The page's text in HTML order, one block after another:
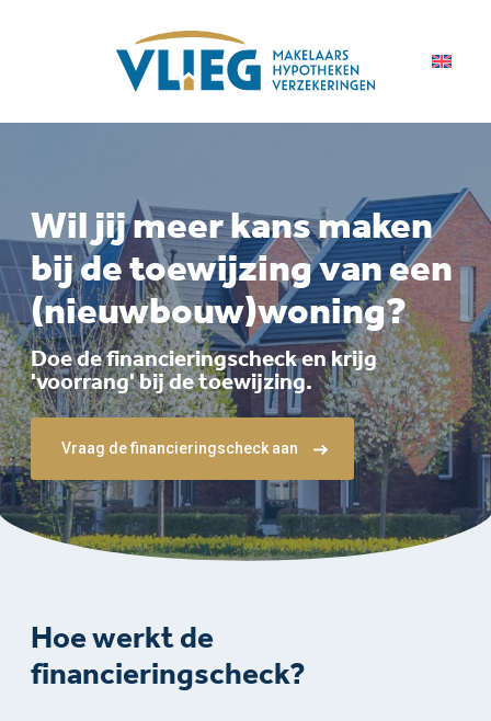
Wil jij meer kans maken
bij de toewijzing van een
(nieuwbouw)­woning?
Doe de financieringscheck en krijg
'voorrang' bij de toewijzing.
Vraag de financieringscheck aan
Hoe werkt de
financieringscheck?